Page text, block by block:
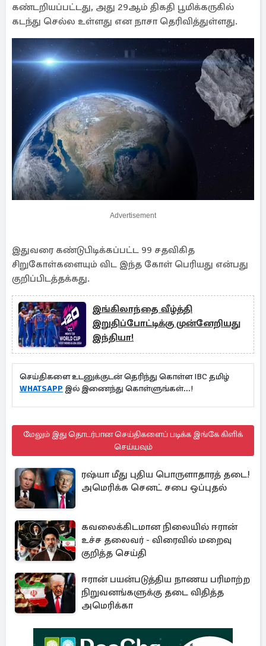
கண்டறியப்பட்டது, அது 29ஆம் திகதி பூமிக்கருகில்
கடந்து செல்ல உள்ளது என நாசா தெரிவித்துள்ளது.
Advertisement
இதுவரை கண்டுபிடிக்கப்பட்ட 99 சதவிகித
சிறுகோள்களையும் விட இந்த கோள் பெரியது என்பது
குறிப்பிடத்தக்கது.
இங்கிலாந்தை வீழ்த்தி
இறுதிப்போட்டிக்கு முன்னேறியது
இந்தியா!
செய்திகளை உடனுக்குடன் தெரிந்து கொள்ள IBC தமிழ்
WHATSAPP இல் இணைந்து கொள்ளுங்கள்...!
மேலும் இது தொடர்பான செய்திகளைப் படிக்க இங்கே கிளிக்
செய்யவும்
ரஷ்யா மீது புதிய பொருளாதாரத் தடை!
அமெரிக்க செனட் சபை ஒப்புதல்
கவலைக்கிடமான நிலையில் ஈரான்
உச்ச தலைவர் - விரைவில் மறைவு
குறித்த செய்தி
ஈரான் பயன்படுத்திய நாணய பரிமாற்ற
நிறுவனங்களுக்கு தடை விதித்த
அமெரிக்கா